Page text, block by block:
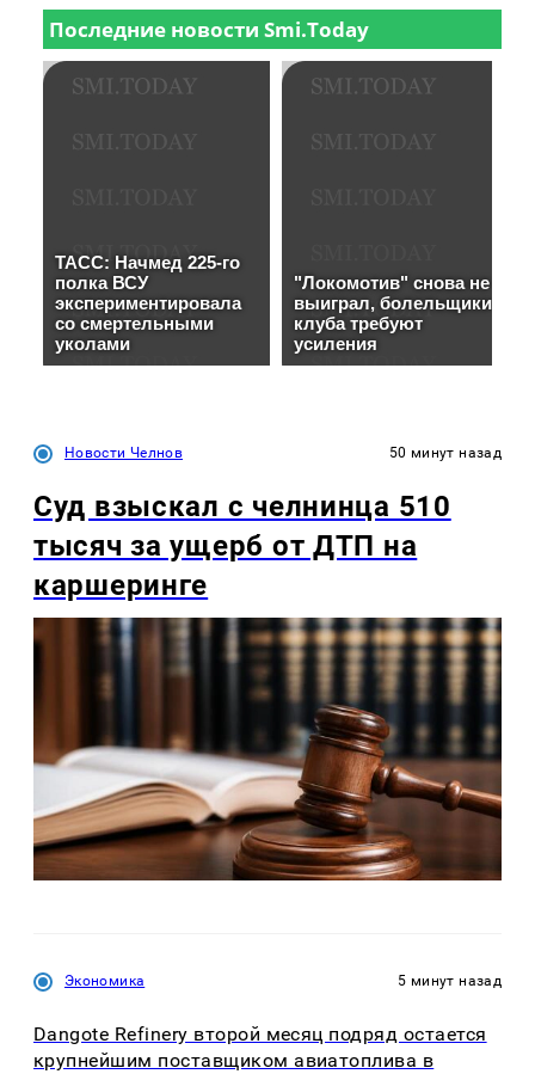
Новости Челнов 50 минут назад
Суд взыскал с челнинца 510
тысяч за ущерб от ДТП на
каршеринге
Экономика 5 минут назад
Dangote Refinery второй месяц подряд остается
крупнейшим поставщиком авиатоплива в